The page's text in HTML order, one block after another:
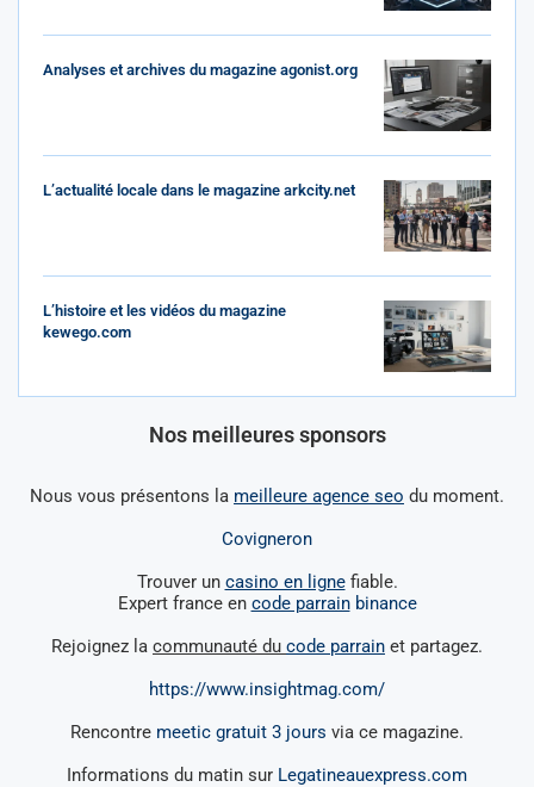
Analyses et archives du magazine agonist.org
L’actualité locale dans le magazine arkcity.net
L’histoire et les vidéos du magazine
kewego.com
Nos meilleures sponsors
Nous vous présentons la meilleure agence seo du moment.
Covigneron
Trouver un casino en lignefiable.
Expert france en code parrainbinance
Rejoignez la communauté du code parrain et partagez.
https://www.insightmag.com/
Rencontre meetic gratuit 3 jours via ce magazine.
Informations du matin sur Legatineauexpress.com